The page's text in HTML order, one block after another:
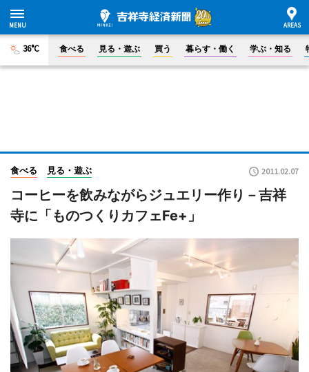
36°C 食べる 見る・遊ぶ 買う 暮らす・働く 学ぶ・知る
食べる 見る・遊ぶ 2011.02.07
コーヒーを飲みながらジュエリー作り－吉祥
寺に「ものつくりカフェFe+」